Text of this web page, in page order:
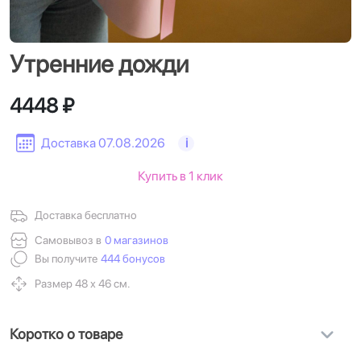
Утренние дожди
Доставка 07.08.2026 i
4448 ₽
Доставка бесплатно
Самовывоз в 0 магазинов
Вы получите 444 бонусов
Размер 48 х 46 см.
Купить в 1 клик
Коротко о товаре